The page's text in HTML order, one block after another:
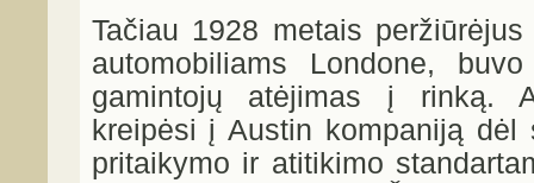
Tačiau 1928 metais
automobiliams Londone,
gamintojų atėjimas į rinką.
kreipėsi į Austin kompaniją
pritaikymo ir atitikimo